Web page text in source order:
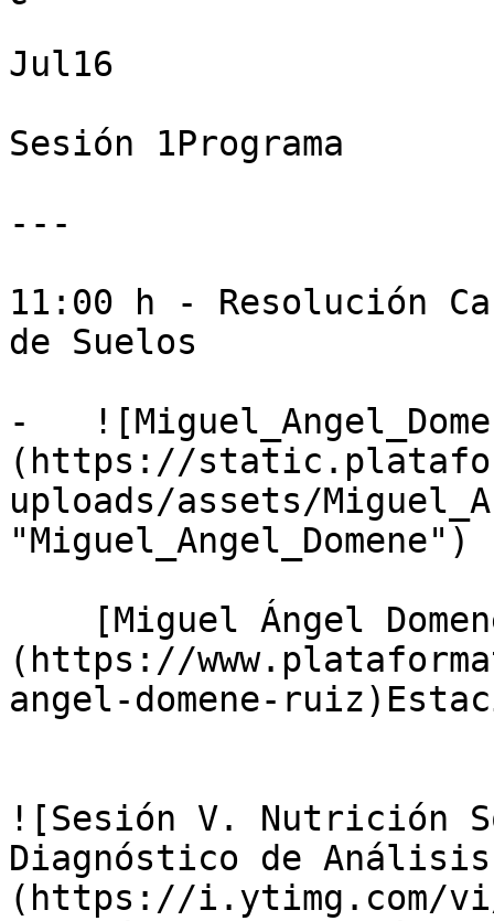
Jul16
Sesión 1Programa
---
11:00 h - Resolución
de Suelos
-
(https://
uploads/assets/
"Miguel_Angel_Domene")
(https://
angel-domene-
![Sesión V. Nutrición
Diagnóstico de
(https://i.ytimg.com/vi/